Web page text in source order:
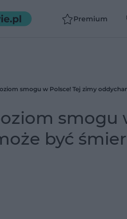
Premium
smogu w Polsce! Tej zimy
smogu
być